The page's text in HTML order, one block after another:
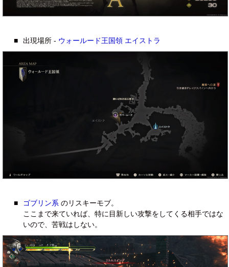
■ 出現場所 - ウォールード王国領 エイストラ
■ ゴブリン系 のリスキーモブ。
ここまで来ていれば、特に目新しい攻撃をしてくる相手ではな
いので、苦戦はしない。